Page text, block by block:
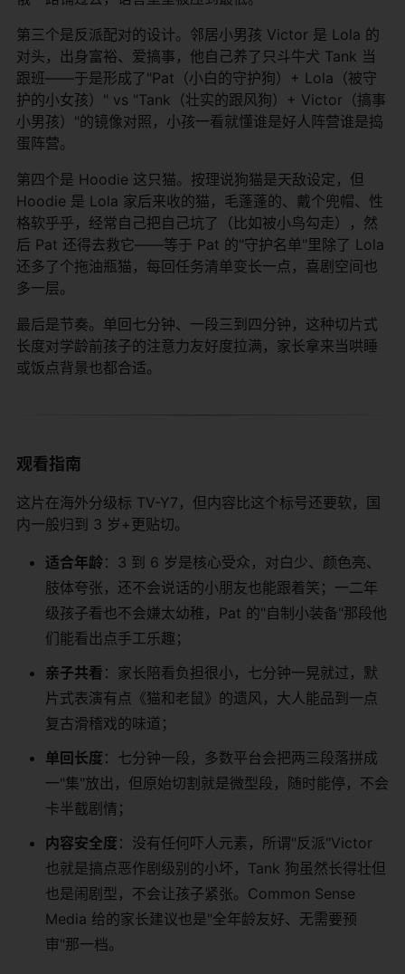
第三个是反派配对的设计。邻居小男孩 Victor 是 Lola 的
对头，出身富裕、爱搞事，他自己养了只斗牛犬 Tank 当
跟班——于是形成了"Pat（小白的守护狗）+ Lola（被守
护的小女孩）" vs "Tank（壮实的跟风狗）+ Victor（搞事
小男孩）"的镜像对照，小孩一看就懂谁是好人阵营谁是捣
蛋阵营。
第四个是 Hoodie 这只猫。按理说狗猫是天敌设定，但
Hoodie 是 Lola 家后来收的猫，毛蓬蓬的、戴个兜帽、性
格软乎乎，经常自己把自己坑了（比如被小鸟勾走），然
后 Pat 还得去救它——等于 Pat 的"守护名单"里除了 Lola
还多了个拖油瓶猫，每回任务清单变长一点，喜剧空间也
多一层。
最后是节奏。单回七分钟、一段三到四分钟，这种切片式
长度对学龄前孩子的注意力友好度拉满，家长拿来当哄睡
或饭点背景也都合适。
观看指南
这片在海外分级标 TV-Y7，但内容比这个标号还要软，国
内一般归到 3 岁+更贴切。
适合年龄：3 到 6 岁是核心受众，对白少、颜色亮、
肢体夸张，还不会说话的小朋友也能跟着笑；一二年
级孩子看也不会嫌太幼稚，Pat 的"自制小装备"那段他
们能看出点手工乐趣；
亲子共看 ：家长陪看负担很小，七分钟一晃就过，默
片式表演有点《猫和老鼠》的遗风，大人能品到一点
复古滑稽戏的味道；
单回长度 ：七分钟一段，多数平台会把两三段落拼成
一"集"放出，但原始切割就是微型段，随时能停，不会
卡半截剧情；
内容安全度 ：没有任何吓人元素，所谓"反派"Victor
也就是搞点恶作剧级别的小坏，Tank 狗虽然长得壮但
也是闹剧型，不会让孩子紧张。Common Sense
Media 给的家长建议也是"全年龄友好、无需要预
审"那一档。